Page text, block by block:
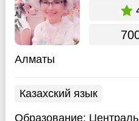
Алматы
Казахский язык
Образование: